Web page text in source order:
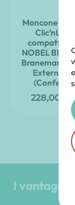
Moncone
Clic’nLoc
compatibile
NOBEL
Branemark
External
228,00
I vantaggi